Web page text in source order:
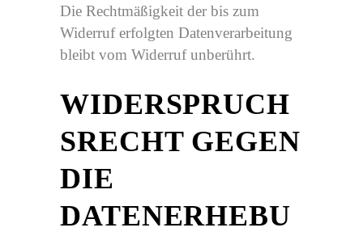
Die Rechtmäßigkeit der bis zum
Widerruf erfolgten Datenverarbeitung
bleibt vom Widerruf unberührt.
WIDERSPRUCH
SRECHT GEGEN
DIE
DATENERHEBU